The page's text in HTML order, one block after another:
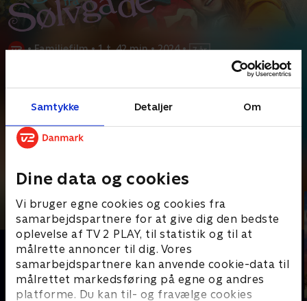
Samtykke Detaljer Om
Dine data og cookies
Vi bruger egne cookies og cookies fra
samarbejdspartnere for at give dig den bedste
oplevelse af TV 2 PLAY, til statistik og til at
målrette annoncer til dig. Vores
samarbejdspartnere kan anvende cookie-data til
målrettet markedsføring på egne og andres
platforme. Du kan til- og fravælge cookies
• Familiefilm • 1 t. 42 min • 2024 •
Katinka (Ida Skelbæk-Knudsen) på 11 år bor i Sølvgade med
sine søskende og papegøjen Kaptajn Godt Humør
Prøv TV 2 Play*
*Kræver pakken Basis. Administrer dit abonnement på Mit TV 2.
Andre så også